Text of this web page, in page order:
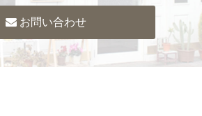
お問い合わせ